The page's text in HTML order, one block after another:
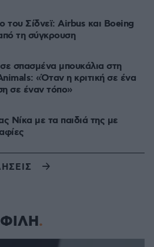
του Σίδνεϊ: Airbus και Boeing
τη σύγκρουση
σπασμένα μπουκάλια στη
«Όταν η κριτική σε ένα
σε έναν τόπο»
Νίκα με τα παιδιά της με